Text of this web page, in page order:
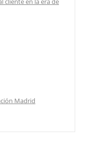
Madrid